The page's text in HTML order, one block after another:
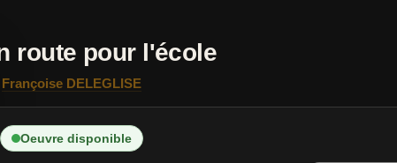
route pour l'école
Françoise DELEGLISE
Oeuvre disponible